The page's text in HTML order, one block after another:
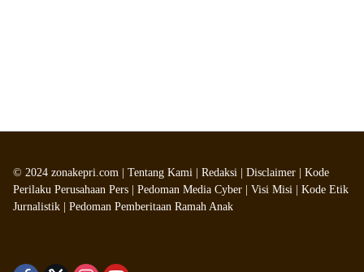
© 2024 zonakepri.com | Tentang Kami Redaksi Disclaimer
Kode
Perilaku Perusahaan Pers
Pedoman Media Cyber Visi Misi
Kode Etik
Jurnalistik
Pedoman Pemberitaan Ramah Anak